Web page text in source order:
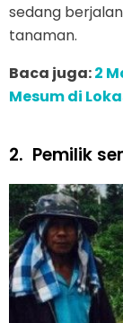
sedang
tanaman.
Baca juga:2
Mesum di
2. Pemilik